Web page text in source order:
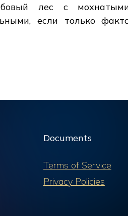
лес с
если только
Documents
Terms of Service
Privacy Policies